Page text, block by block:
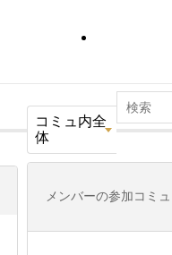
コミュ内全
体
メンバーの参加コミ